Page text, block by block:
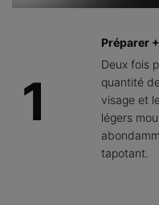
1
Préparer
Deux fois
quantité
visage et
légers
tapotant.